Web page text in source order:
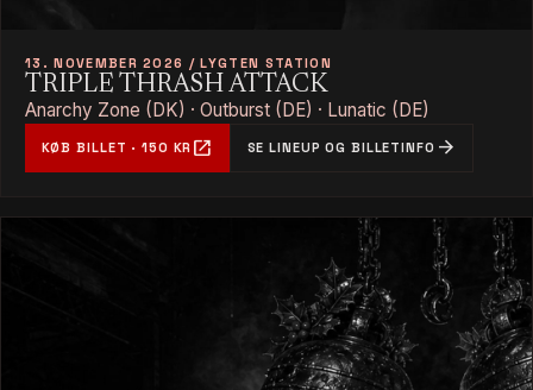
13. NOVEMBER 2026 / LYGTEN STATION
TRIPLE THRASH ATTACK
Anarchy Zone (DK) · Outburst (DE) · Lunatic (DE)
KØB BILLET · 150 KR open_in_new SE LINEUP OG BILLETINFO arrow_forward